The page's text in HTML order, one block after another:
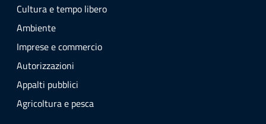
Cultura e tempo libero
Ambiente
Imprese e commercio
Autorizzazioni
Appalti pubblici
Agricoltura e pesca